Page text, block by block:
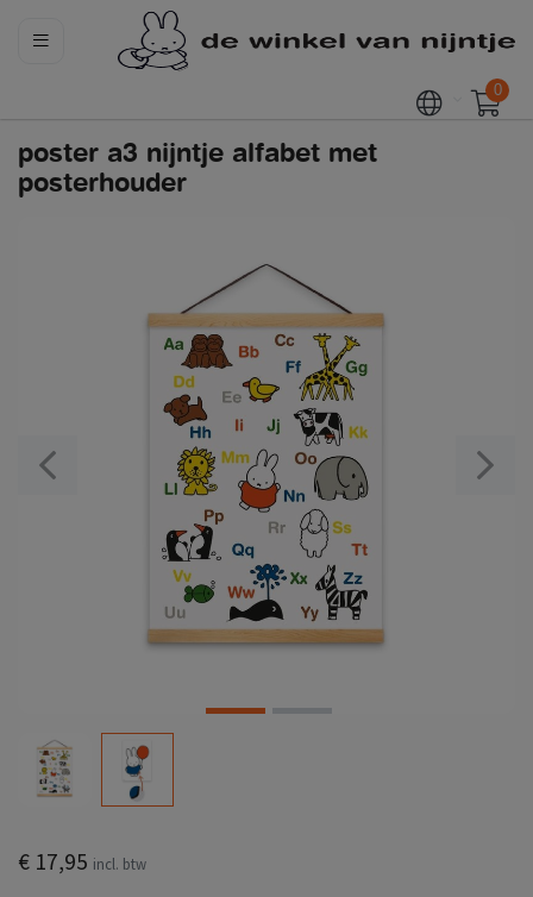
0
poster a3 nijntje alfabet met
posterhouder
€ 17,95 incl. btw